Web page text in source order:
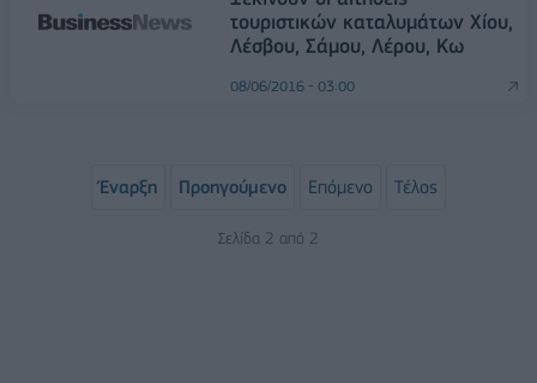
τουριστικών καταλυμάτων Χίου,
Λέσβου, Σάμου, Λέρου, Κω
08/06/2016 - 03:00
Έναρξη Προηγούμενο Επόμενο Τέλος
Σελίδα 2 από 2